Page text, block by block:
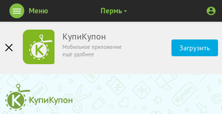
КупиКупон
Мобильное приложение
ещё удобнее
Загрузить
Меню Пермь